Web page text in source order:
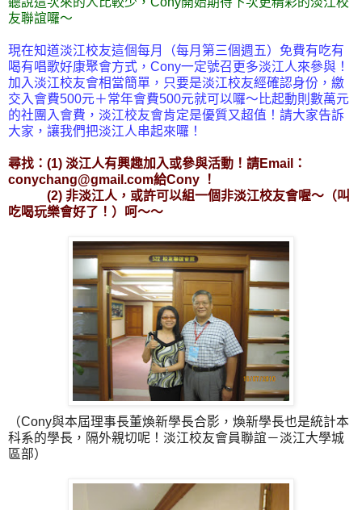
友聯誼囉～
現在知道淡江校友這個每月（每月第三個週五）免費有吃有
喝有唱歌好康聚會方式，Cony一定號召更多淡江人來參與！
加入淡江校友會相當簡單，只要是淡江校友經確認身份，繳
交入會費500元＋常年會費500元就可以囉～比起動則數萬元
的社團入會費，淡江校友會肯定是優質又超值！請大家告訴
大家，讓我們把淡江人串起來囉！
尋找：(1) 淡江人有興趣加入或參與活動！請Email：
conychang@gmail.com給Cony ！
(2) 非淡江人，或許可以組一個非淡江校友會喔～（叫
吃喝玩樂會好了！）呵～～
（Cony與本屆理事長董煥新學長合影，煥新學長也是統計本
科系的學長，隔外親切呢！淡江校友會員聯誼－淡江大學城
區部）